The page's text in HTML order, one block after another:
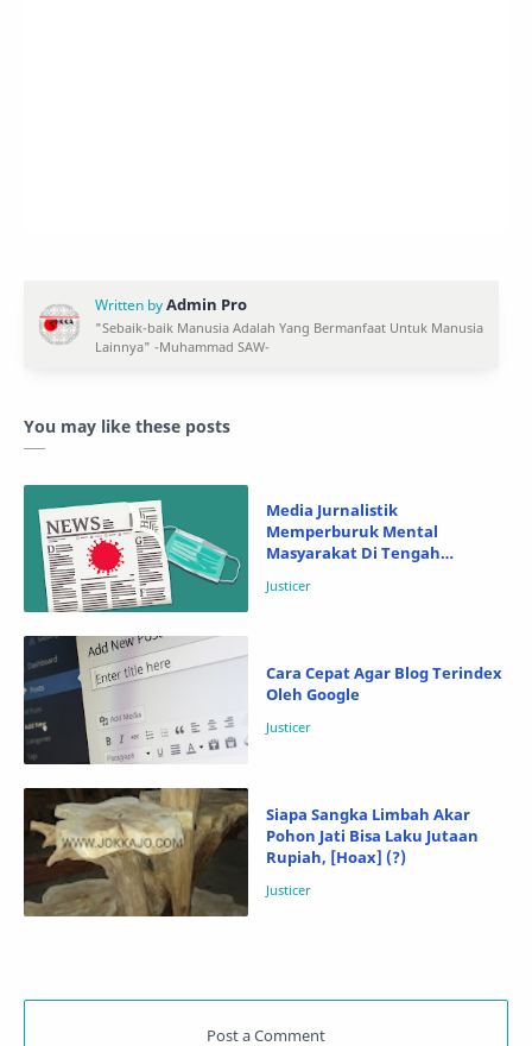
You may like these posts
Media Jurnalistik
Memperburuk Mental
Masyarakat Di Tengah
Cara Cepat Agar Blog Terindex
Oleh Google
Siapa Sangka Limbah Akar
Pohon Jati Bisa Laku Jutaan
Rupiah, [Hoax] (?)